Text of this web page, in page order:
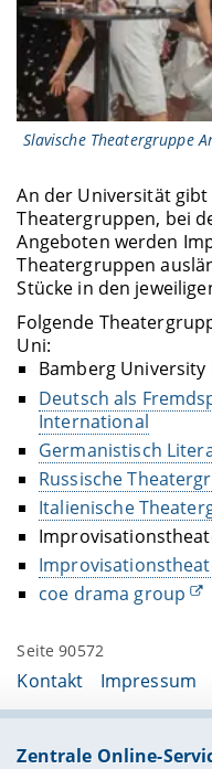
Slavische Theatergruppe
An der Universität
Theatergruppen, bei
Angeboten werden
Theatergruppen
Stücke in den
Folgende
Uni:
Bamberg
Deutsch als
International
Germanistisch
Russische
Italienische
coe drama group
Seite 90572
Kontakt Impressum
Zentrale Online-